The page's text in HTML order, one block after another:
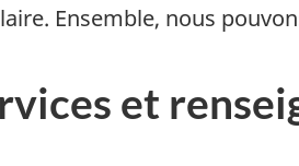
Ensemble, nous
et